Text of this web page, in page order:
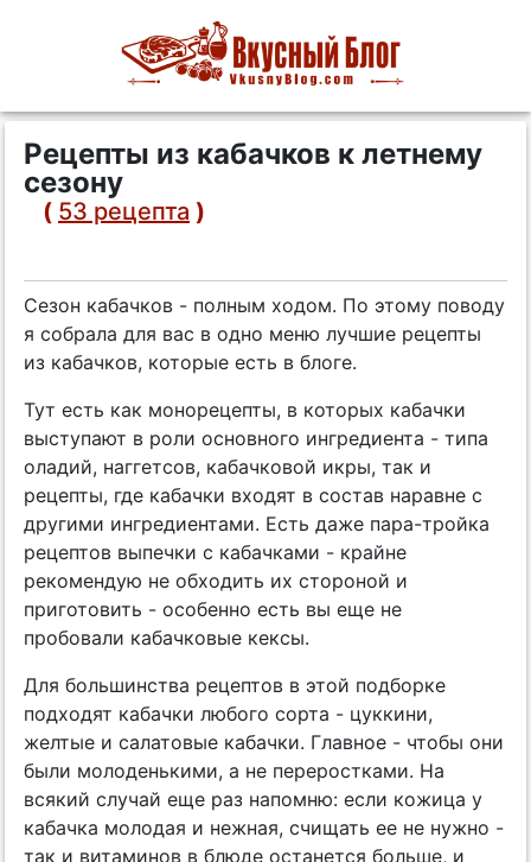
Рецепты из кабачков к летнему
сезону
( 53 рецепта )
Сезон кабачков - полным ходом. По этому поводу
я собрала для вас в одно меню лучшие рецепты
из кабачков, которые есть в блоге.
Тут есть как монорецепты, в которых кабачки
выступают в роли основного ингредиента - типа
оладий, наггетсов, кабачковой икры, так и
рецепты, где кабачки входят в состав наравне с
другими ингредиентами. Есть даже пара-тройка
рецептов выпечки с кабачками - крайне
рекомендую не обходить их стороной и
приготовить - особенно есть вы еще не
пробовали кабачковые кексы.
Для большинства рецептов в этой подборке
подходят кабачки любого сорта - цуккини,
желтые и салатовые кабачки. Главное - чтобы они
были молоденькими, а не переростками. На
всякий случай еще раз напомню: если кожица у
кабачка молодая и нежная, счищать ее не нужно -
так и витаминов в блюде останется больше, и